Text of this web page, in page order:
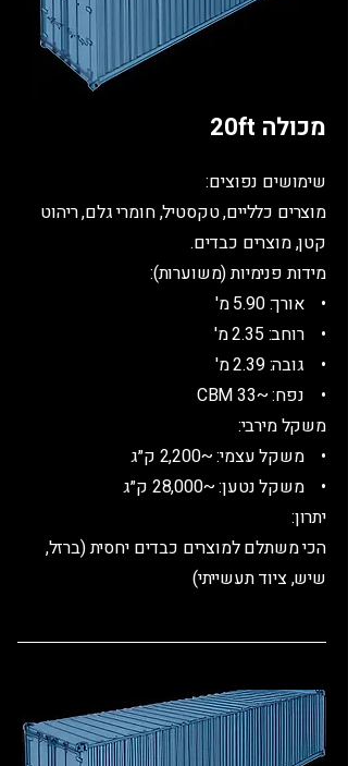
מכולה 20ft
שימושים נפוצים:
מוצרים כלליים, טקסטיל, חומרי גלם, ריהוט
קטן, מוצרים כבדים.
מידות פנימיות (משוערות):
• אורך: 5.90 מ'
• רוחב: 2.35 מ'
• גובה: 2.39 מ'
• נפח: ~33 CBM
משקל מירבי:
• משקל עצמי: ~2,200 ק״ג
• משקל נטען: ~28,000 ק״ג
יתרון:
הכי משתלם למוצרים כבדים יחסית (ברזל,
שיש, ציוד תעשייתי)